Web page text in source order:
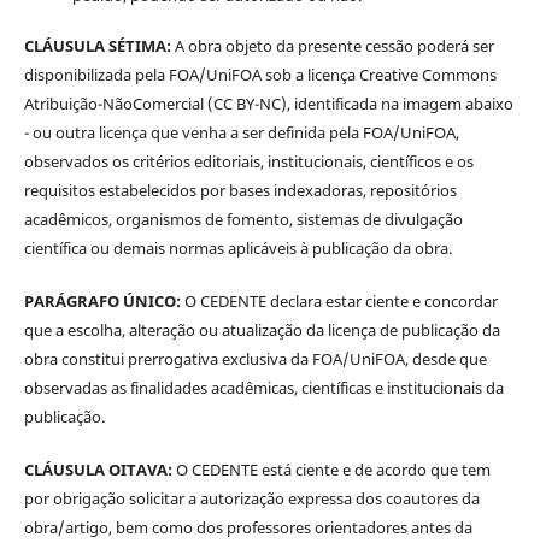
CLÁUSULA SÉTIMA:A obra objeto da presente cessão poderá ser
disponibilizada pela FOA/UniFOA sob a licença Creative Commons
Atribuição-NãoComercial (CC BY-NC), identificada na imagem abaixo
- ou outra licença que venha a ser definida pela FOA/UniFOA,
observados os critérios editoriais, institucionais, científicos e os
requisitos estabelecidos por bases indexadoras, repositórios
acadêmicos, organismos de fomento, sistemas de divulgação
científica ou demais normas aplicáveis à publicação da obra.
PARÁGRAFO ÚNICO:O CEDENTE declara estar ciente e concordar
que a escolha, alteração ou atualização da licença de publicação da
obra constitui prerrogativa exclusiva da FOA/UniFOA, desde que
observadas as finalidades acadêmicas, científicas e institucionais da
publicação.
CLÁUSULA OITAVA:O CEDENTE está ciente e de acordo que tem
por obrigação solicitar a autorização expressa dos coautores da
obra/artigo, bem como dos professores orientadores antes da